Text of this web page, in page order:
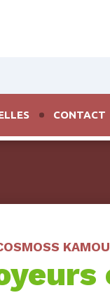
CONTACT